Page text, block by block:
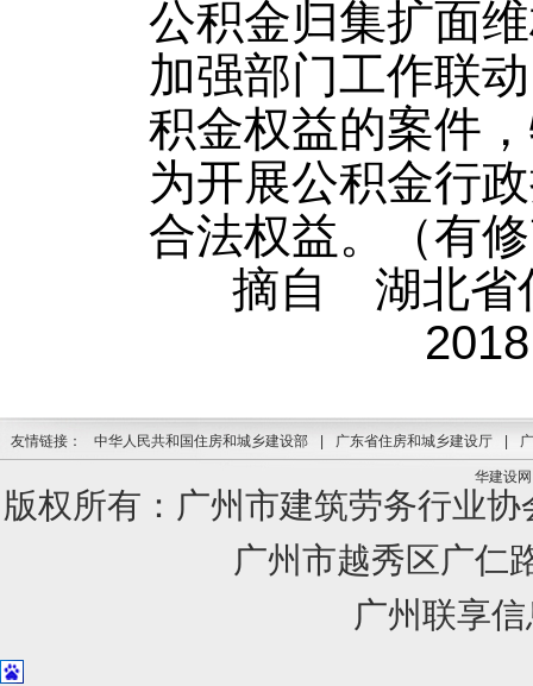
公积金归集扩面
加强部门工作联
积金权益的案件
为开展公积金行
合法权益。（有
摘自 湖北省
友情链接： 中华人民共和国住房和城乡建设部 广东省住房和城乡建设厅
华建设网
版权所有：广州市建筑劳务行业
广州市越秀区广仁
广州联享